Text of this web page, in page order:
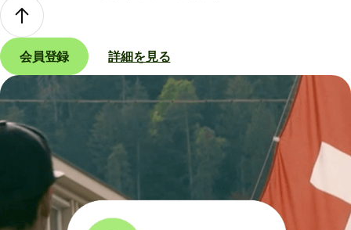
会員登録 詳細を見る